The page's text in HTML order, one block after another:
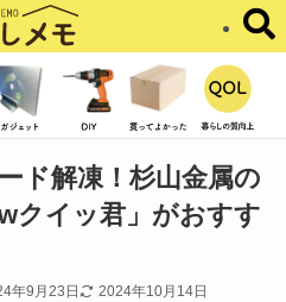
ド解凍！杉山金属の
クイッ君」がおすす
年9月23日 2024年10月14日